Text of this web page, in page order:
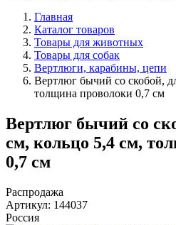
Главная
Каталог товаров
Товары для животных
Товары для собак
Вертлюги, карабины, цепи
Вертлюг бычий со скобой,
толщина проволоки 0,7 см
Вертлюг бычий со
см, кольцо 5,4 см,
0,7 см
Распродажа
Артикул: 144037
Россия